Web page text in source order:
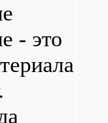
- это